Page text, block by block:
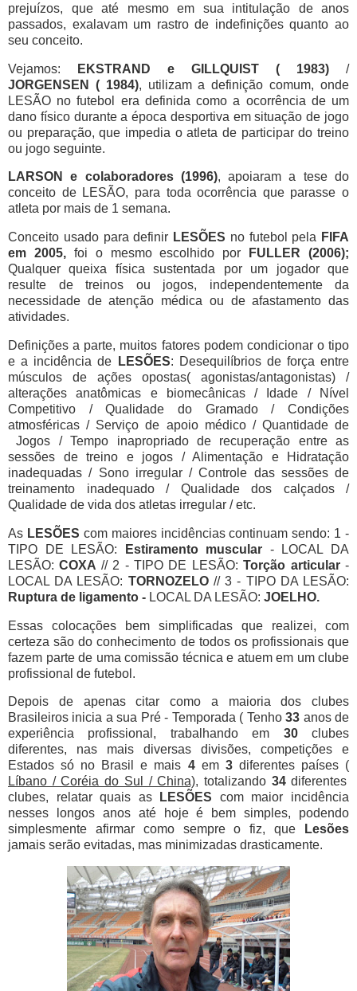
prejuízos, que até mesmo em sua intitulação de anos
passados, exalavam um rastro de indefinições quanto ao
seu conceito.
Vejamos: EKSTRAND e GILLQUIST ( 1983) /
JORGENSEN ( 1984), utilizam a definição comum, onde
LESÃO no futebol era definida como a ocorrência de um
dano físico durante a época desportiva em situação de jogo
ou preparação, que impedia o atleta de participar do treino
ou jogo seguinte.
LARSON e colaboradores (1996), apoiaram a tese do
conceito de LESÃO, para toda ocorrência que parasse o
atleta por mais de 1 semana.
Conceito usado para definir LESÕES no futebol pela FIFA
em 2005,foi o mesmo escolhido por
FULLER (2006);
Qualquer queixa física sustentada por um jogador que
resulte de treinos ou jogos, independentemente da
necessidade de atenção médica ou de afastamento das
atividades.
Definições a parte, muitos fatores podem condicionar o tipo
e a incidência de LESÕES: Desequilíbrios de força entre
músculos de ações opostas( agonistas/antagonistas) /
alterações anatômicas e biomecânicas / Idade / Nível
Competitivo / Qualidade do Gramado / Condições
atmosféricas / Serviço de apoio médico / Quantidade de
Jogos / Tempo inapropriado de recuperação entre as
sessões de treino e jogos / Alimentação e Hidratação
inadequadas / Sono irregular / Controle das sessões de
treinamento inadequado / Qualidade dos calçados /
Qualidade de vida dos atletas irregular / etc.
As LESÕES com maiores incidências continuam sendo: 1 -
TIPO DE LESÃO:
Estiramento muscular - LOCAL DA
LESÃO:COXA // 2 - TIPO DE LESÃO:Torção articular-
LOCAL DA LESÃO: TORNOZELO// 3 - TIPO DA LESÃO:
Ruptura de ligamento - LOCAL DA LESÃO: JOELHO.
Essas colocações bem simplificadas que realizei, com
certeza são do conhecimento de todos os profissionais que
fazem parte de uma comissão técnica e atuem em um clube
profissional de futebol.
Depois de apenas citar como a maioria dos clubes
Brasileiros inicia a sua Pré - Temporada ( Tenho33 anos de
experiência profissional, trabalhando em 30clubes
diferentes, nas mais diversas divisões, competições e
Estados só no Brasil e mais 4em 3diferentes países (
Líbano / Coréia do Sul / China), totalizando 34diferentes
clubes, relatar quais asLESÕES com maior incidência
nesses longos anos até hoje é bem simples, podendo
simplesmente afirmar como sempre o fiz, que Lesões
jamais serão evitadas, mas minimizadas drasticamente.